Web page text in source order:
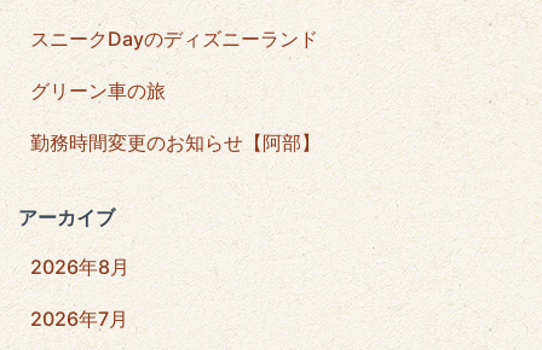
スニークDayのディズニーランド
グリーン車の旅
勤務時間変更のお知らせ【阿部】
アーカイブ
2026年8月
2026年7月